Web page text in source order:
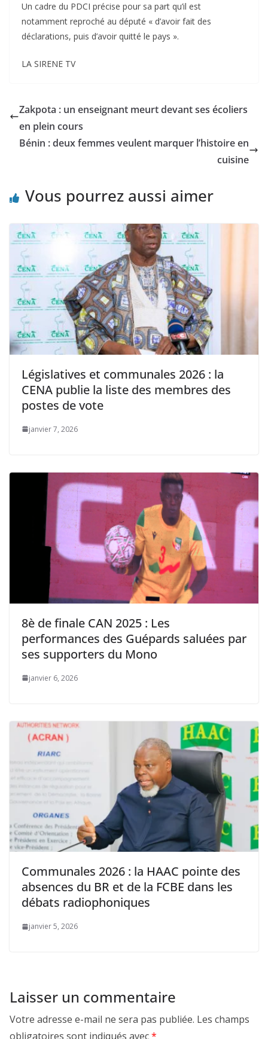
Un cadre du PDCI précise pour sa part qu’il est
notamment reproché au député « d’avoir fait des
déclarations, puis d’avoir quitté le pays ».
LA SIRENE TV
Zakpota : un enseignant meurt devant ses écoliers
en plein cours
Bénin : deux femmes veulent marquer l’histoire en
cuisine
Vous pourrez aussi aimer
Législatives et communales 2026 : la
CENA publie la liste des membres des
postes de vote
janvier 7, 2026
8è de finale CAN 2025 : Les
performances des Guépards saluées par
ses supporters du Mono
janvier 6, 2026
Communales 2026 : la HAAC pointe des
absences du BR et de la FCBE dans les
débats radiophoniques
janvier 5, 2026
Laisser un commentaire
Votre adresse e-mail ne sera pas publiée. Les champs
obligatoires sont indiqués avec*